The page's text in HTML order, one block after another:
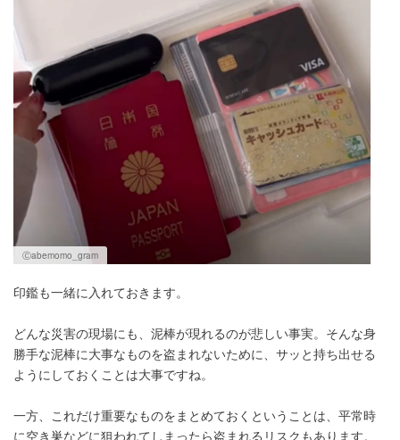
Ⓒabemomo_gram
印鑑も一緒に入れておきます。
どんな災害の現場にも、泥棒が現れるのが悲しい事実。そんな身
勝手な泥棒に大事なものを盗まれないために、サッと持ち出せる
ようにしておくことは大事ですね。
一方、これだけ重要なものをまとめておくということは、平常時
に空き巣などに狙われてしまったら盗まれるリスクもあります。